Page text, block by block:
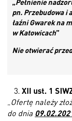
pn. Przebudowa i
łaźni Gwarek na
w Katowicach”
Nie otwierać
XII ust. 1
Ofertę należy
do dnia 09.02.